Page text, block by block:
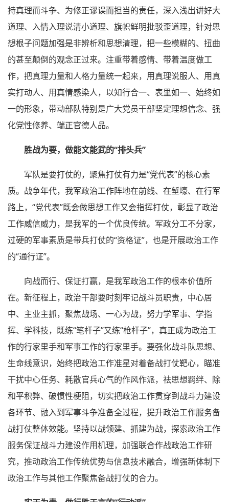
持真理而斗争、为修正谬误而担当的责任，深入浅出讲好大
道理、入情入理说清小道理、旗帜鲜明批驳歪道理，针对思
想根子问题加强是非辨析和思想清理，把一些模糊的、扭曲
的甚至颠倒的观念正过来。注重带着感情、带着温度做工
作，把真理力量和人格力量统一起来，用真理说服人、用真
实打动人、用真情感染人，以知行合一、表里如一、始终如
一的形象，带动部队特别是广大党员干部坚定理想信念、强
化党性修养、端正官德人品。
胜战为要，做能文能武的“排头兵”
军队是要打仗的，聚焦打仗有力是“党代表”的核心素
质。战争年代，我军政治工作阵地在前线、在堑壕、在行军
路上，“党代表”既会做思想工作又会指挥打仗，彰显了政治
工作威信威力，是我军的一个优良传统。军政分工不分家，
过硬的军事素质是带兵打仗的“资格证”，也是开展政治工作
的“通行证”。
向战而行、保证打赢，是我军政治工作的根本价值所
在。新征程上，政治干部要时刻牢记战斗员职责，中心居
中、主业主抓，聚焦战场、一心为战，努力学军事、学指
挥、学科技，既练“笔杆子”又练“枪杆子”，真正成为政治工
作的行家里手和军事工作的行家里手。要强化战斗队思想、
生命线意识，始终把政治工作准星对着备战打仗靶心，瞄准
干扰中心任务、耗散官兵心气的作风作派，祛思想羁绊、除
和平积弊、破惯性梗阻，切实把政治工作贯穿到战斗力建设
各环节、融入到军事斗争准备全过程，提升政治工作服务备
战打仗整体效能。坚持以战领建、抓建为战，探索政治工作
服务保证战斗力建设作用机理，加强联合作战政治工作研
究，推动政治工作传统优势与信息技术融合，增强新体制下
政治工作与其他工作聚焦备战打仗的合力。